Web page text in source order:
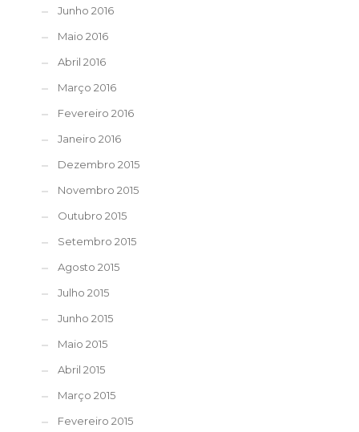
Junho 2016
Maio 2016
Abril 2016
Março 2016
Fevereiro 2016
Janeiro 2016
Dezembro 2015
Novembro 2015
Outubro 2015
Setembro 2015
Agosto 2015
Julho 2015
Junho 2015
Maio 2015
Abril 2015
Março 2015
Fevereiro 2015